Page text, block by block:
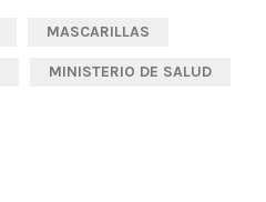
MASCARILLAS
MINISTERIO DE SALUD